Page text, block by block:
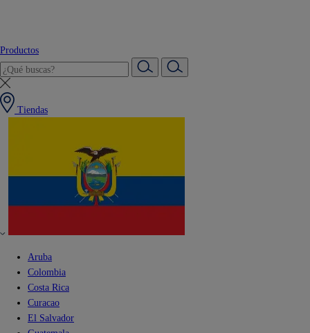
Productos
Tiendas
Aruba
Colombia
Costa Rica
Curacao
El Salvador